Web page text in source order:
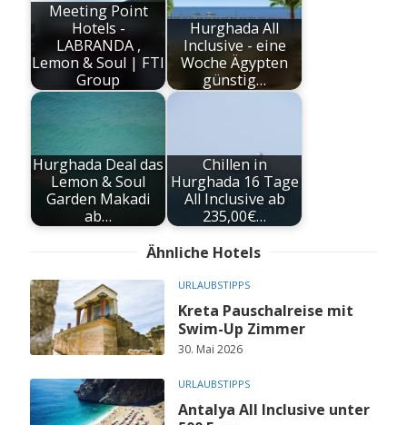
Meeting Point
Hotels -
LABRANDA ,
Lemon & Soul | FTI
Group
Hurghada All
Inclusive - eine
Woche Ägypten
günstig…
Hurghada Deal das
Lemon & Soul
Garden Makadi
ab…
Chillen in
Hurghada 16 Tage
All Inclusive ab
235,00€…
Ähnliche Hotels
URLAUBSTIPPS
Kreta Pauschalreise mit
Swim-Up Zimmer
30. Mai 2026
URLAUBSTIPPS
Antalya All Inclusive unter